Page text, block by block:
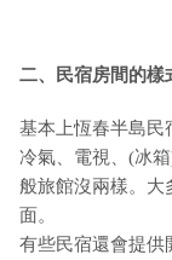
二、民宿房間的樣
基本上恆春半島民
冷氣、電視、(冰
般旅館沒兩樣。大
面。
有些民宿還會提供